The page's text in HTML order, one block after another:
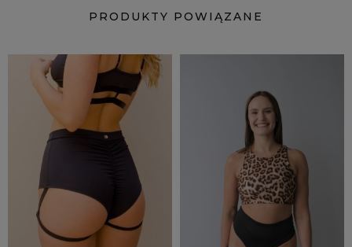
PRODUKTY POWIĄZANE